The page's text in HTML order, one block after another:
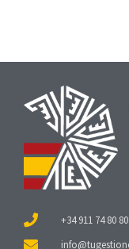
+34 911 74 80 80